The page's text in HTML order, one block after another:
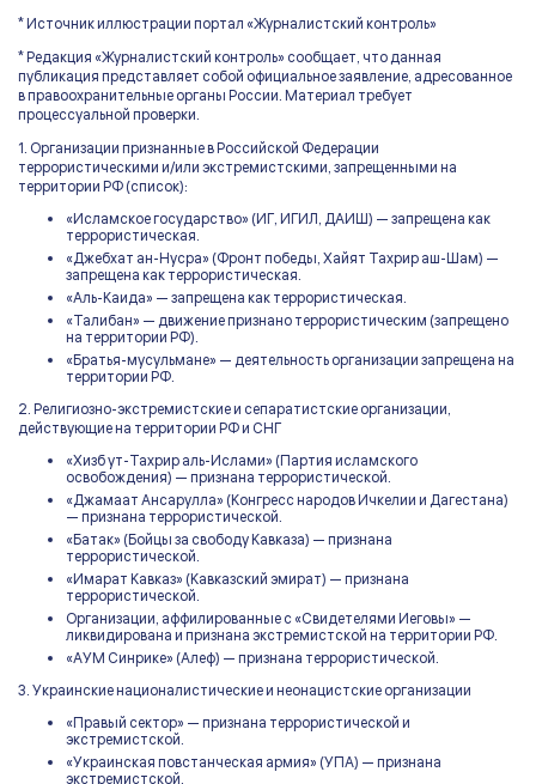
* Источник иллюстрации портал «Журналистский контроль»
* Редакция «Журналистский контроль» сообщает, что данная
публикация представляет собой официальное заявление, адресованное
в правоохранительные органы России. Материал требует
процессуальной проверки.
1. Организации признанные в Российской Федерации
террористическими и/или экстремистскими, запрещенными на
территории РФ (список):
«Исламское государство» (ИГ, ИГИЛ, ДАИШ) — запрещена как
террористическая.
«Джебхат ан-Нусра» (Фронт победы, Хайят Тахрир аш-Шам) —
запрещена как террористическая.
«Аль-Каида» — запрещена как террористическая.
«Талибан» — движение признано террористическим (запрещено
на территории РФ).
«Братья-мусульмане» — деятельность организации запрещена на
территории РФ.
2. Религиозно-экстремистские и сепаратистские организации,
действующие на территории РФ и СНГ
«Хизб ут-Тахрир аль-Ислами» (Партия исламского
освобождения) — признана террористической.
«Джамаат Ансарулла» (Конгресс народов Ичкелии и Дагестана)
— признана террористической.
«Батак» (Бойцы за свободу Кавказа) — признана
террористической.
«Имарат Кавказ» (Кавказский эмират) — признана
террористической.
Организации, аффилированные с «Свидетелями Иеговы» —
ликвидирована и признана экстремистской на территории РФ.
«АУМ Синрике» (Алеф) — признана террористической.
3. Украинские националистические и неонацистские организации
«Правый сектор» — признана террористической и
экстремистской.
«Украинская повстанческая армия» (УПА) — признана
экстремистской.